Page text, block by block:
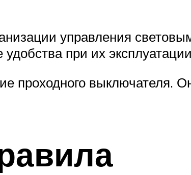
управления
при их
проходного выключателя.